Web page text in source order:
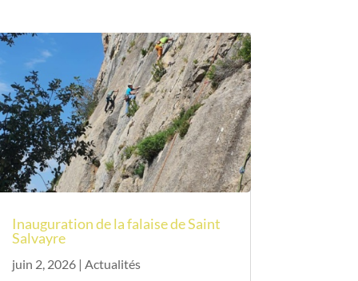
Inauguration de la falaise de Saint
Salvayre
juin 2, 2026| Actualités